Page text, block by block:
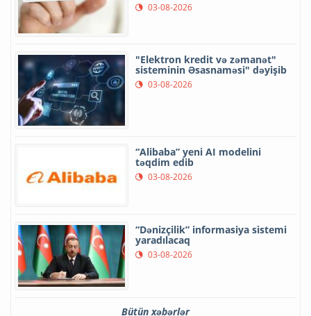
03-08-2026
"Elektron kredit və zəmanət"
sisteminin Əsasnaməsi" dəyişib
03-08-2026
“Alibaba” yeni AI modelini
təqdim edib
03-08-2026
“Dənizçilik” informasiya sistemi
yaradılacaq
03-08-2026
Bütün xəbərlər